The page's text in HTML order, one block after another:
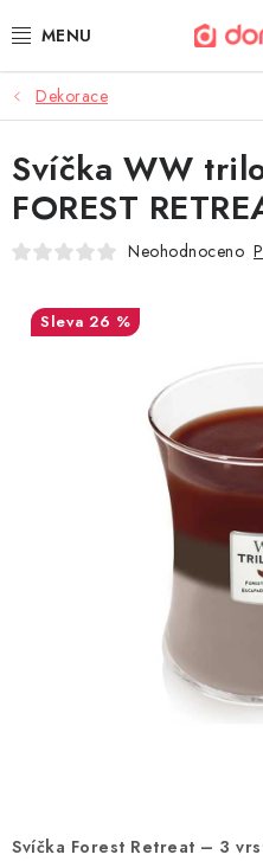
na
POLŠTÁŘE A PŘIKRÝVKY
MATRACE A TOPPERY
NÁBYTEK
TEXTIL A KOBERCE
POSTELE A ROŠTY
Doprava a platba
Výměna, reklamace a vrácení
Spolupráce s námi
Podmínky ochrany osobních
Dekorace
Svíčka Forest Retreat – 3
Svíčka WW
FOREST
Neohodnoceno
26 %